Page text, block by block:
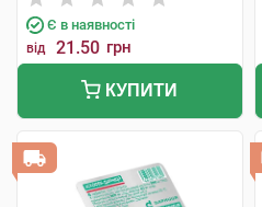
Є в наявності
від 21.50 грн
КУПИТИ